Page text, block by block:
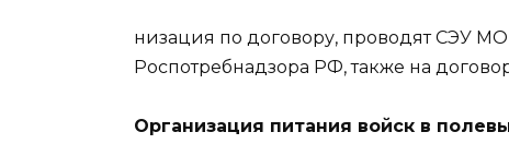
низация по договору, проводят СЭУ
Роспотребнадзора РФ, также на
Организация питания войск в